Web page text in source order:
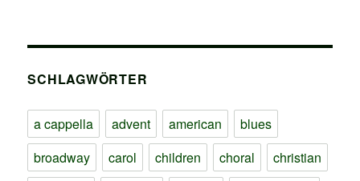
SCHLAGWÖRTER
a cappella advent american
blues
broadway
carol children choral
christian